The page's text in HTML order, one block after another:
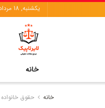
یکشنبه, 18 مرداد, 1405
خانه
خانه حقوق خانواده